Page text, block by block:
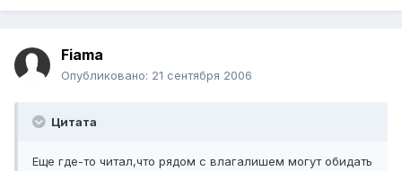
Fiama
Опубликовано: 21 сентября 2006
Цитата
Еще где-то читал,что рядом с влагалишем могут обидать